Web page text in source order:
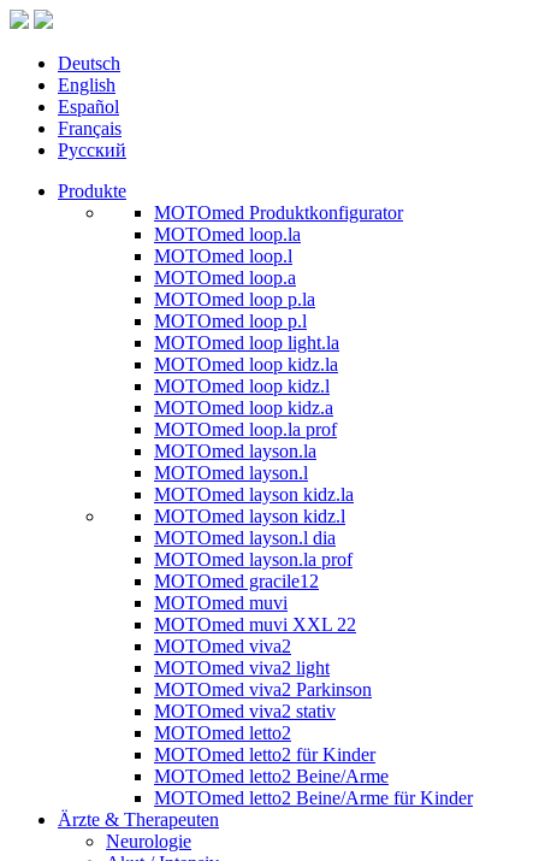
Deutsch
English
Español
Français
Русский
Produkte
MOTOmed Produktkonfigurator
MOTOmed loop.la
MOTOmed loop.l
MOTOmed loop.a
MOTOmed loop p.la
MOTOmed loop p.l
MOTOmed loop light.la
MOTOmed loop kidz.la
MOTOmed loop kidz.l
MOTOmed loop kidz.a
MOTOmed loop.la prof
MOTOmed layson.la
MOTOmed layson.l
MOTOmed layson kidz.la
MOTOmed layson kidz.l
MOTOmed layson.l dia
MOTOmed layson.la prof
MOTOmed gracile12
MOTOmed muvi
MOTOmed muvi XXL 22
MOTOmed viva2
MOTOmed viva2 light
MOTOmed viva2 Parkinson
MOTOmed viva2 stativ
MOTOmed letto2
MOTOmed letto2 für Kinder
MOTOmed letto2 Beine/Arme
MOTOmed letto2 Beine/Arme für Kinder
Ärzte & Therapeuten
Neurologie